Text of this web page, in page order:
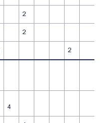
2
2
2
4